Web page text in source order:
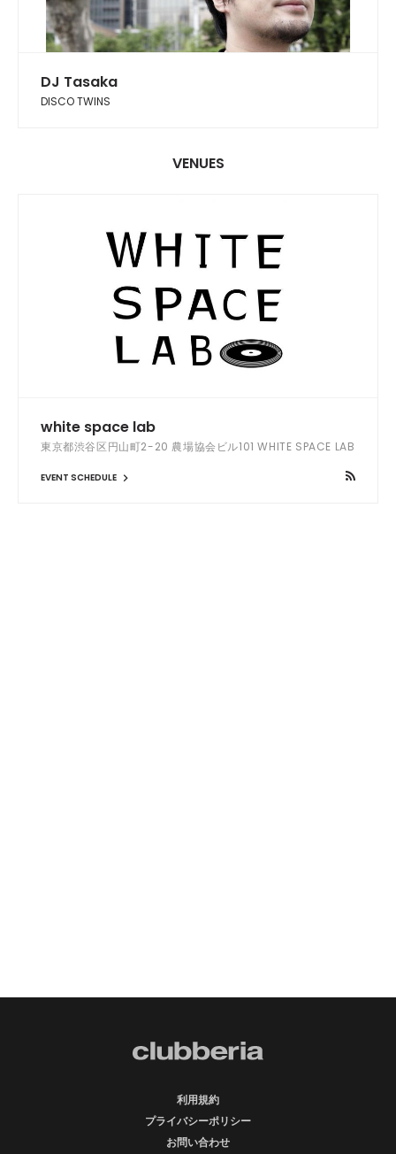
DJ Tasaka
DISCO TWINS
VENUES
white space lab
東京都渋谷区円山町2-20 農場協会ビル101 WHITE SPACE LAB
EVENT SCHEDULE
利用規約
プライバシーポリシー
お問い合わせ